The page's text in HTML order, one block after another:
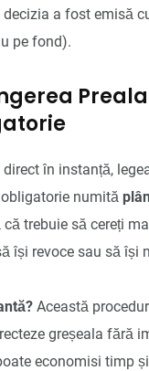
decizia a fost emisă
pe fond).
în instanță,
numită
trebuie să cereți
își revoce sau să își
Această
greșeala fără
economisi timp